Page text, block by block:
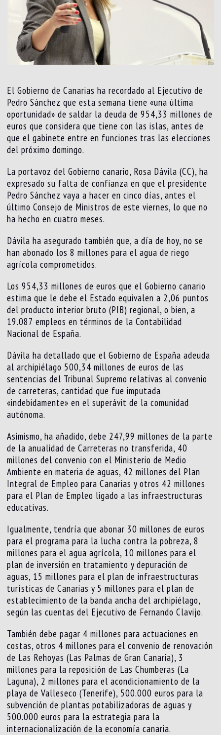
El Gobierno de Canarias ha recordado al Ejecutivo de
Pedro Sánchez que esta semana tiene «una última
oportunidad» de saldar la deuda de 954,33 millones de
euros que considera que tiene con las islas, antes de
que el gabinete entre en funciones tras las elecciones
del próximo domingo.
La portavoz del Gobierno canario, Rosa Dávila (CC), ha
expresado su falta de confianza en que el presidente
Pedro Sánchez vaya a hacer en cinco días, antes el
último Consejo de Ministros de este viernes, lo que no
ha hecho en cuatro meses.
Dávila ha asegurado también que, a día de hoy, no se
han abonado los 8 millones para el agua de riego
agrícola comprometidos.
Los 954,33 millones de euros que el Gobierno canario
estima que le debe el Estado equivalen a 2,06 puntos
del producto interior bruto (PIB) regional, o bien, a
19.087 empleos en términos de la Contabilidad
Nacional de España.
Dávila ha detallado que el Gobierno de España adeuda
al archipiélago 500,34 millones de euros de las
sentencias del Tribunal Supremo relativas al convenio
de carreteras, cantidad que fue imputada
«indebidamente» en el superávit de la comunidad
autónoma.
Asimismo, ha añadido, debe 247,99 millones de la parte
de la anualidad de Carreteras no transferida, 40
millones del convenio con el Ministerio de Medio
Ambiente en materia de aguas, 42 millones del Plan
Integral de Empleo para Canarias y otros 42 millones
para el Plan de Empleo ligado a las infraestructuras
educativas.
Igualmente, tendría que abonar 30 millones de euros
para el programa para la lucha contra la pobreza, 8
millones para el agua agrícola, 10 millones para el
plan de inversión en tratamiento y depuración de
aguas, 15 millones para el plan de infraestructuras
turísticas de Canarias y 5 millones para el plan de
establecimiento de la banda ancha del archipiélago,
según las cuentas del Ejecutivo de Fernando Clavijo.
También debe pagar 4 millones para actuaciones en
costas, otros 4 millones para el convenio de renovación
de Las Rehoyas (Las Palmas de Gran Canaria), 3
millones para la reposición de Las Chumberas (La
Laguna), 2 millones para el acondicionamiento de la
playa de Valleseco (Tenerife), 500.000 euros para la
subvención de plantas potabilizadoras de aguas y
500.000 euros para la estrategia para la
internacionalización de la economía canaria.